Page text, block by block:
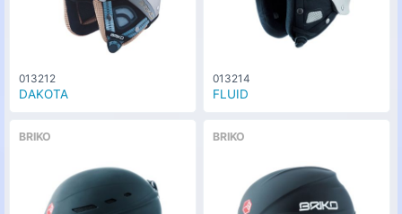
013212
DAKOTA
013214
FLUID
BRIKO BRIKO